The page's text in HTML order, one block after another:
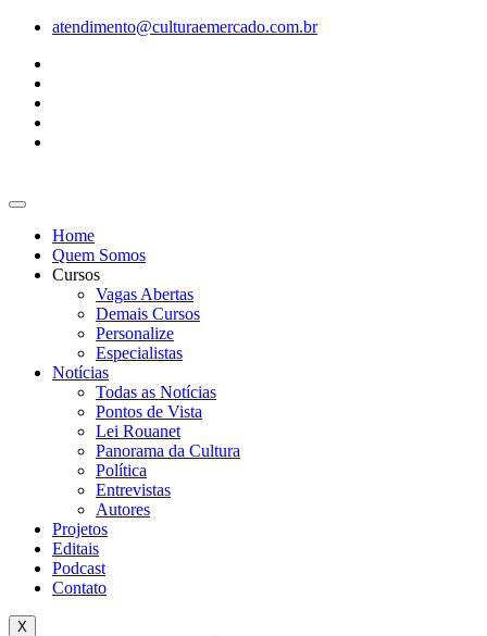
conteúdo
atendimento@culturaemercado.com.br
Home
Quem Somos
Cursos
Vagas Abertas
Demais Cursos
Personalize
Especialistas
Notícias
Todas as Notícias
Pontos de Vista
Lei Rouanet
Panorama da Cultura
Política
Entrevistas
Autores
Projetos
Editais
Podcast
Contato
X